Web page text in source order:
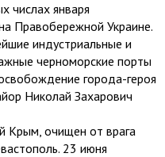
числах января
Правобережной Украине.
индустриальные и
черноморские порты
города-героя
Николай Захарович
Крым, очищен от врага
23 июня